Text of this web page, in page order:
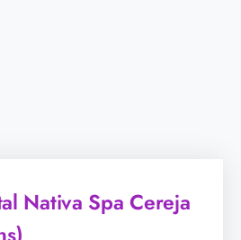
Nativa Spa Cereja